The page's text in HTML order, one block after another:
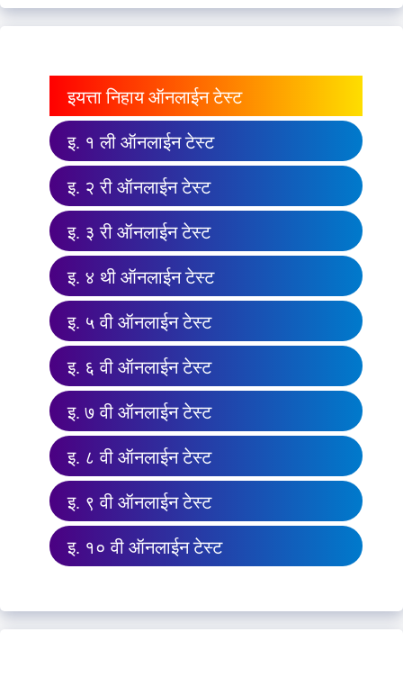
इयत्ता निहाय ऑनलाईन टेस्ट
इ. १ ली ऑनलाईन टेस्ट
इ. २ री ऑनलाईन टेस्ट
इ. ३ री ऑनलाईन टेस्ट
इ. ४ थी ऑनलाईन टेस्ट
इ. ५ वी ऑनलाईन टेस्ट
इ. ६ वी ऑनलाईन टेस्ट
इ. ७ वी ऑनलाईन टेस्ट
इ. ८ वी ऑनलाईन टेस्ट
इ. ९ वी ऑनलाईन टेस्ट
इ. १० वी ऑनलाईन टेस्ट